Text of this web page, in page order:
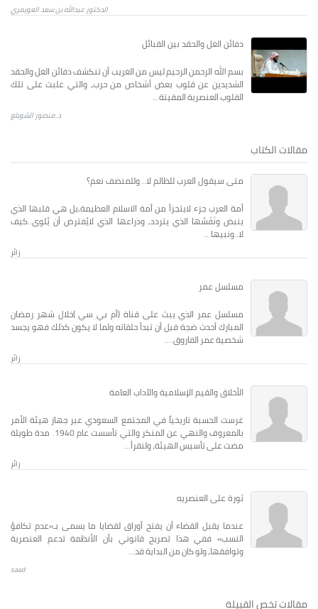
الدكتور عبدالله بن سعد العويمري
دفائن الغل والحقد بين القبائل
بسم الله الرحمن الرحيم ليس من الغريب أن تنكشف دفائن الغل والحقد
الشديدين عن قلوب بعض أشخاص من حرب، والتي غلبت على تلك
القلوب العنصرية المقيتة...
د. منصور الشويلع
مقالات الكتاب
متى سيقول العرب للظالم لا.. وللمنصف نعم؟
أمة العرب جزء لايتجزأ من أمة الاسلام العظيمة,بل هي قلبها الذي
ينبض ونَفَسُها الذي يتردد, وذراعها الذي لايُفترض أن يُلوى..كيف
لا..ونبيها...
زائر
مسلسل عمر
مسلسل عمر الذي يبث على قناة (أم بي سي )خلال شهر رمضان
المبارك أحدث ضجة قبل أن تبدأ حلقاته ولما لا يكون كذلك فهو يجسد
شخصية عمر الفاروق....
زائر
الأخلاق والقيم الإسلامية والآداب العامة
غرست الحسبة تاريخياً في المجتمع السعودي عبر جهاز هيئة الأمر
بالمعروف والنهي عن المنكر والتي تأسست عام 1940. مدة طويلة
مضت على تأسيس الهيئة، ولنقرأ...
زائر
ثورة على العنصريه
عندما يقبل القضاء أن يفتح أوراق لقضايا ما يسمى بـ»عدم تكافؤ
النسب» ففي هذا تصريح قانوني بأن الأنظمة تدعم العنصرية
وتوافقها، ولو كان من البداية قد...
saad
مقالات تخص القبيلة